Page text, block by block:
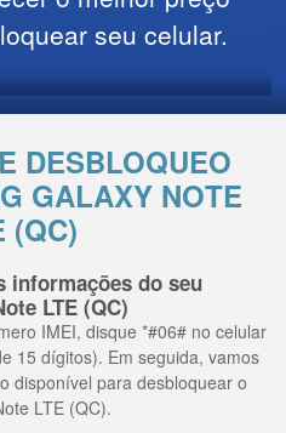
seu celular.
DESBLOQUEO
GALAXY NOTE
(QC)
informações do seu
LTE (QC)
IMEI, disque *#06# no celular
15 dígitos). Em seguida, vamos
disponível para desbloquear o
LTE (QC).